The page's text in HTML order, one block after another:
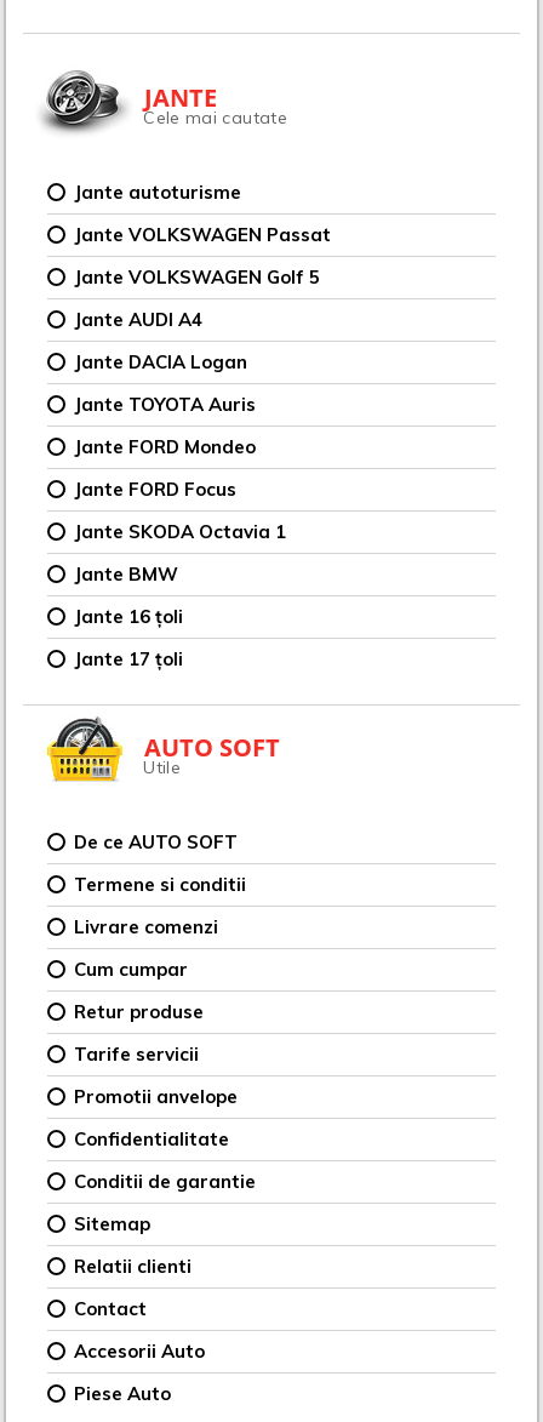
JANTE
Cele mai cautate
Jante autoturisme
Jante VOLKSWAGEN Passat
Jante VOLKSWAGEN Golf 5
Jante AUDI A4
Jante DACIA Logan
Jante TOYOTA Auris
Jante FORD Mondeo
Jante FORD Focus
Jante SKODA Octavia 1
Jante BMW
Jante 16 țoli
Jante 17 țoli
AUTO SOFT
Utile
De ce AUTO SOFT
Termene si conditii
Livrare comenzi
Cum cumpar
Retur produse
Tarife servicii
Promotii anvelope
Confidentialitate
Conditii de garantie
Sitemap
Relatii clienti
Contact
Accesorii Auto
Piese Auto